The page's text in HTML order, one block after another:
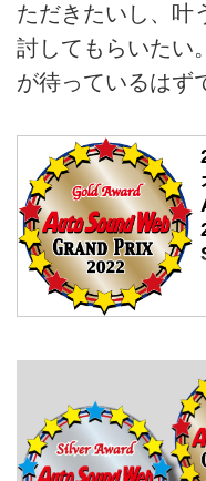
ただきたいし、叶
討してもらいたい
が待っているはず